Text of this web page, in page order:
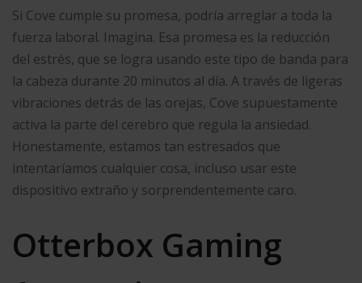
Si Cove cumple su promesa, podría arreglar a toda la
fuerza laboral. Imagina. Esa promesa es la reducción
del estrés, que se logra usando este tipo de banda para
la cabeza durante 20 minutos al día. A través de ligeras
vibraciones detrás de las orejas, Cove supuestamente
activa la parte del cerebro que regula la ansiedad.
Honestamente, estamos tan estresados que
intentaríamos cualquier cosa, incluso usar este
dispositivo extraño y sorprendentemente caro.
Otterbox Gaming